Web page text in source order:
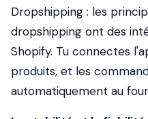
Dropshipping : les
dropshipping ont des
Shopify. Tu connectes
produits, et les
automatiquement au